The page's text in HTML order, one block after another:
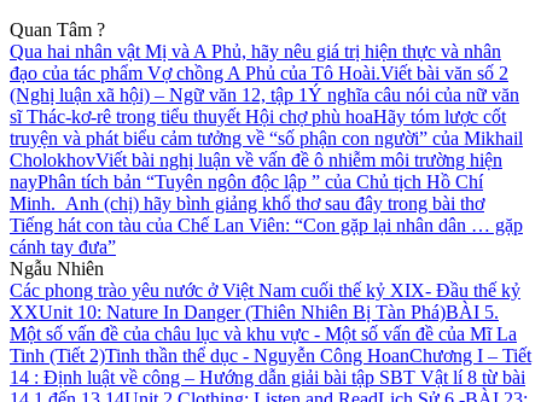
Quan Tâm ?
Qua hai nhân vật Mị và A Phủ, hãy nêu giá trị hiện thực và nhân
đạo của tác phẩm Vợ chồng A Phủ của Tô Hoài.Viết bài văn số 2
(Nghị luận xã hội) – Ngữ văn 12, tập 1Ý nghĩa câu nói của nữ văn
sĩ Thác-kơ-rê trong tiểu thuyết Hội chợ phù hoaHãy tóm lược cốt
truyện và phát biểu cảm tưởng về “số phận con người” của Mikhail
CholokhovViết bài nghị luận về vấn đề ô nhiễm môi trường hiện
nayPhân tích bản “Tuyên ngôn độc lập ” của Chủ tịch Hồ Chí
Minh. Anh (chị) hãy bình giảng khổ thơ sau đây trong bài thơ
Tiếng hát con tàu của Chế Lan Viên: “Con gặp lại nhân dân … gặp
cánh tay đưa”
Ngẫu Nhiên
Các phong trào yêu nước ở Việt Nam cuối thế kỷ XIX- Đầu thế kỷ
XXUnit 10: Nature In Danger (Thiên Nhiên Bị Tàn Phá)BÀI 5.
Một số vấn đề của châu lục và khu vực - Một số vấn đề của Mĩ La
Tinh (Tiết 2)Tinh thần thể dục - Nguyễn Công HoanChương I – Tiết
14 : Định luật về công – Hướng dẫn giải bài tập SBT Vật lí 8 từ bài